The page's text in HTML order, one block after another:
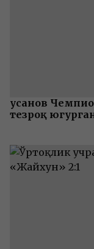
Ҳусанов
тезроқ